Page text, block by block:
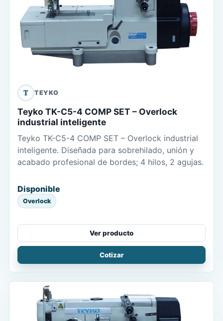
T TEYKO
Teyko TK-C5-4 COMP SET – Overlock
industrial inteligente
Teyko TK-C5-4 COMP SET – Overlock industrial
inteligente. Diseñada para sobrehilado, unión y
acabado profesional de bordes; 4 hilos, 2 agujas.
Disponible
Overlock
Ver producto
Cotizar